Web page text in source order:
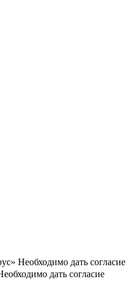
Необходимо дать согласие
дать согласие